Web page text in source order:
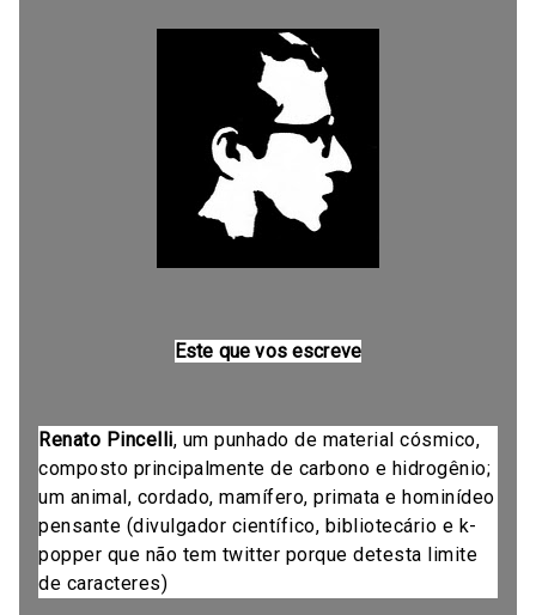
Este que vos escreve
Renato Pincelli, um punhado de material cósmico,
composto principalmente de carbono e hidrogênio;
um animal, cordado, mamífero, primata e hominídeo
pensante (divulgador científico, bibliotecário e k-
popper que não tem twitter porque detesta limite
de caracteres)